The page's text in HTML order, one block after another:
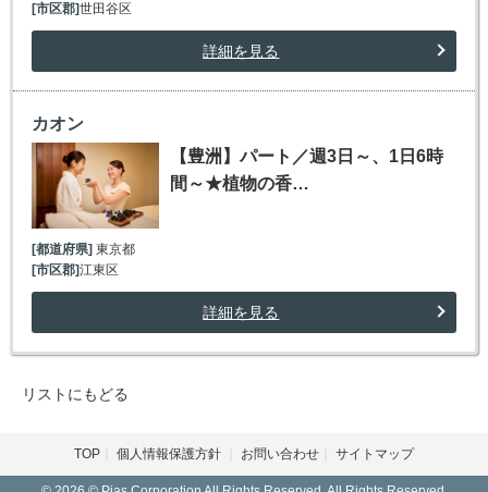
[市区郡]世田谷区
詳細を見る
カオン
【豊洲】パート／週3日～、1日6時
間～★植物の香…
[都道府県]東京都
[市区郡]江東区
詳細を見る
リストにもどる
TOP 個人情報保護方針 お問い合わせ サイトマップ